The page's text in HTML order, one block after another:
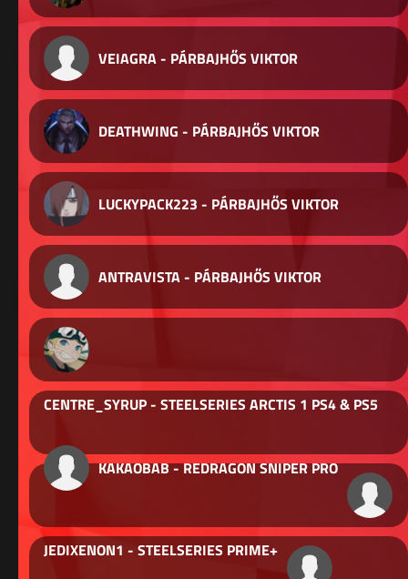
VEIAGRA - PÁRBAJHŐS VIKTOR
DEATHWING - PÁRBAJHŐS VIKTOR
LUCKYPACK223 - PÁRBAJHŐS VIKTOR
ANTRAVISTA - PÁRBAJHŐS VIKTOR
CENTRE_SYRUP - STEELSERIES ARCTIS 1 PS4 & PS5
KAKAOBAB - REDRAGON SNIPER PRO
JEDIXENON1 - STEELSERIES PRIME+